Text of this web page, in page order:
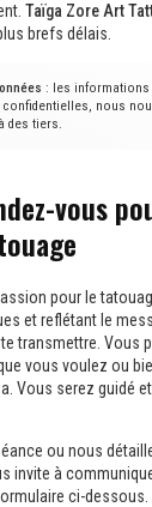
Taïga Zore Art
brefs délais.
: les informations
nous
des tiers.
vous
pour le
et reflétant le
transmettre. Vous
vous voulez ou
Vous serez guidé
ou nous
invite à
ci-dessous.